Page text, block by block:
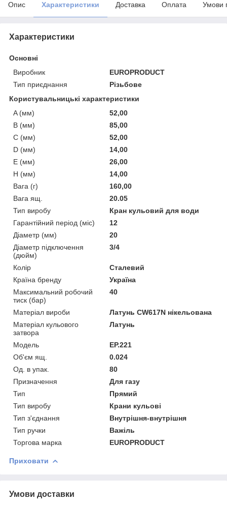
Опис Характеристики Доставка Оплата Умови
Характеристики
Основні
Виробник
EUROPRODUCT
Тип приєднання
Різьбове
Користувальницькі характеристики
A (мм)
52,00
B (мм)
85,00
C (мм)
52,00
D (мм)
14,00
E (мм)
26,00
H (мм)
14,00
Вага (г)
160,00
Вага ящ.
20.05
Тип виробу
Кран кульовий для води
Гарантійний період (міс)
12
Діаметр (мм)
20
Діаметр підключення
(дюйм)
3/4
Колір
Сталевий
Країна бренду
Україна
Максимальний робочий
тиск (бар)
40
Матеріал вироби
Латунь CW617N нікельована
Матеріал кульового
затвора
Латунь
Мoдель
EP.221
Об'єм ящ.
0.024
Од. в упак.
80
Призначення
Для газу
Тип
Прямий
Тип виробу
Крани кульові
Тип з'єднання
Внутрішня-внутрішня
Тип ручки
Важіль
Торгова марка
EUROPRODUCT
Приховати
Умови доставки